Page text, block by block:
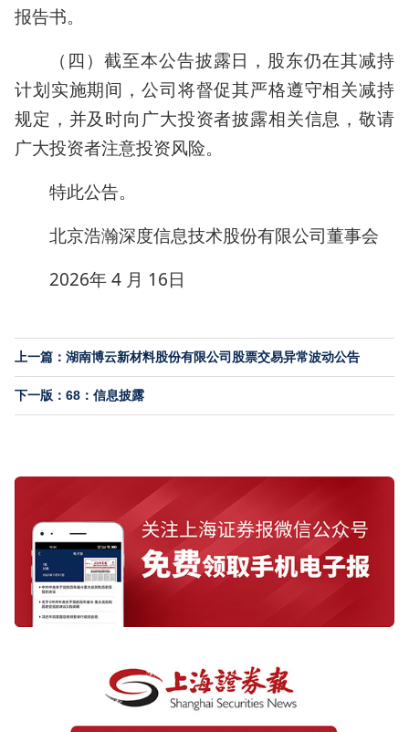
报告书。
（四）截至本公告披露日，股东仍在其减持
计划实施期间，公司将督促其严格遵守相关减持
规定，并及时向广大投资者披露相关信息，敬请
广大投资者注意投资风险。
特此公告。
北京浩瀚深度信息技术股份有限公司董事会
2026年 4 月 16日
上一篇：湖南博云新材料股份有限公司股票交易异常波动公告
下一版：68：信息披露